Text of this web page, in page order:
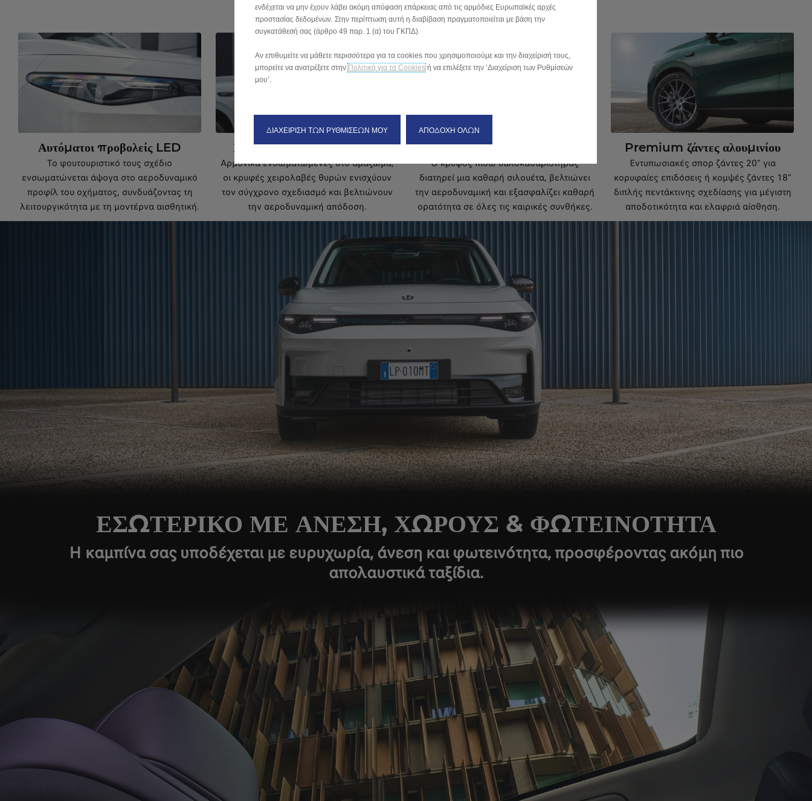
Αυτόματοι προβολείς LED
Το φουτουριστικό τους σχέδιο
ενσωματώνεται άψογα στο αεροδυναμικό
προφίλ του οχήματος, συνδυάζοντας τη
λειτουργικότητα με τη μοντέρνα αισθητική.
Επίπεδες χειρολαβές θυρών
Αρμονικά ενσωματωμένες στο αμάξωμα,
οι κρυφές χειρολαβές θυρών ενισχύουν
τον σύγχρονο σχεδιασμό και βελτιώνουν
την αεροδυναμική απόδοση.
Κρυφός πίσω υαλοκαθαριστήρας
Ο κρυφός πίσω υαλοκαθαριστήρας
διατηρεί μια καθαρή σιλουέτα, βελτιώνει
την αεροδυναμική και εξασφαλίζει καθαρή
ορατότητα σε όλες τις καιρικές συνθήκες.
Premium ζάντες αλουμινίου
Εντυπωσιακές σπορ ζάντες 20” για
κορυφαίες επιδόσεις ή κομψές ζάντες 18”
διπλής πεντάκτινης σχεδίασης για μέγιστη
αποδοτικότητα και ελαφριά αίσθηση.
ΕΣΩΤΕΡΙΚΟ ΜΕ ΑΝΕΣΗ, ΧΩΡΟΥΣ & ΦΩΤΕΙΝΟΤΗΤΑ
Η καμπίνα σας υποδέχεται με ευρυχωρία, άνεση και φωτεινότητα, προσφέροντας ακόμη πιο
απολαυστικά ταξίδια.
ενδέχεται να μην έχουν λάβει ακόμη απόφαση επάρκειας από τις αρμόδιες Ευρωπαϊκές αρχές
προστασίας δεδομένων. Στην περίπτωση αυτή η διαβίβαση πραγματοποιείται με βάση την
συγκατάθεσή σας (άρθρο 49 παρ. 1 (α) του ΓΚΠΔ).
Αν επιθυμείτε να μάθετε περισσότερα για τα cookies που χρησιμοποιούμε και την διαχείρισή τους,
μπορείτε να ανατρέξετε στηνΠολιτική για τα Cookiesή να επιλέξετε την ‘Διαχείριση των Ρυθμίσεών
μου’.
ΔΙΑΧΕΙΡΙΣΗ ΤΩΝ ΡΥΘΜΙΣΕΩΝ ΜΟΥ ΑΠΟΔΟΧΗ ΟΛΩΝ